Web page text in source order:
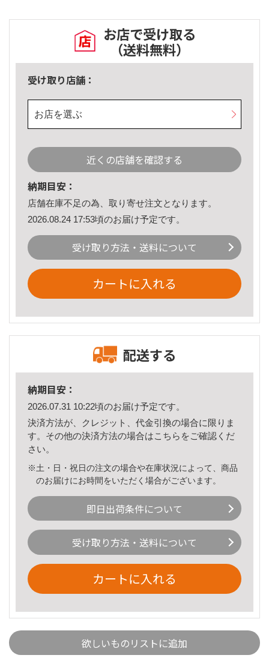
お店で受け取る
（送料無料）
受け取り店舗：
お店を選ぶ
近くの店舗を確認する
納期目安：
店舗在庫不足の為、取り寄せ注文となります。
2026.08.24 17:53頃のお届け予定です。
受け取り方法・送料について
カートに入れる
配送する
納期目安：
2026.07.31 10:22頃のお届け予定です。
決済方法が、クレジット、代金引換の場合に限りま
す。その他の決済方法の場合はこちら をご確認くだ
さい。
※土・日・祝日の注文の場合や在庫状況によって、商品
のお届けにお時間をいただく場合がございます。
即日出荷条件について
受け取り方法・送料について
カートに入れる
欲しいものリストに追加